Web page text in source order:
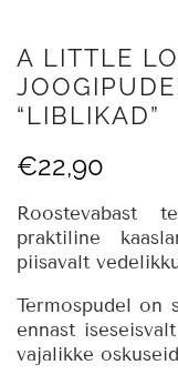
A LITTLE
“LIBLIKAD”
€22,90
Roostevabast
praktiline
piisavalt
Termospudel on
ennast
vajalikke